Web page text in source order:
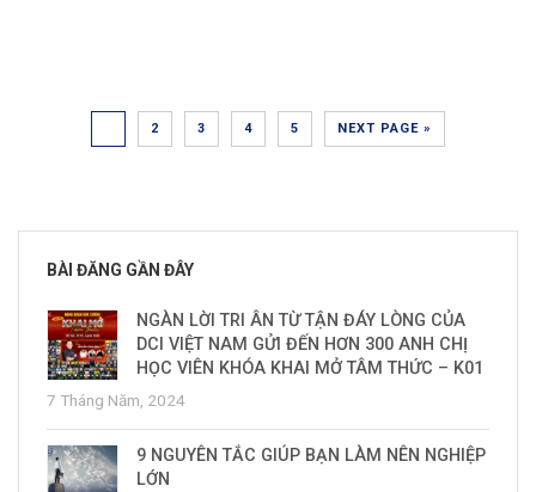
2 3 4 5 NEXT PAGE »
BÀI ĐĂNG GẦN ĐÂY
NGÀN LỜI TRI ÂN TỪ TẬN ĐÁY LÒNG CỦA
DCI VIỆT NAM GỬI ĐẾN HƠN 300 ANH CHỊ
HỌC VIÊN KHÓA KHAI MỞ TÂM THỨC – K01
7 Tháng Năm, 2024
9 NGUYÊN TẮC GIÚP BẠN LÀM NÊN NGHIỆP
LỚN